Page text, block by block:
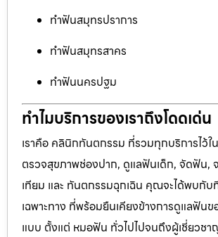
ทำฟันสมุทรปราการ
ทำฟันสมุทรสาคร
ทำฟันนครปฐม
ทำไมบริการของเราถึงโดดเด่น
เราคือ คลินิกทันตกรรม ที่รวมทุกบริการไว้ใ
ตรวจสุขภาพช่องปาก, ดูแลฟันเด็ก, จัดฟัน,
เทียม และ ทันตกรรมฉุกเฉิน คุณจะได้พบกั
เฉพาะทาง ที่พร้อมยืนเคียงข้างการดูแลฟัน
แบบ ตั้งแต่ หมอฟัน ทั่วไปไปจนถึงผู้เชี่ยวช